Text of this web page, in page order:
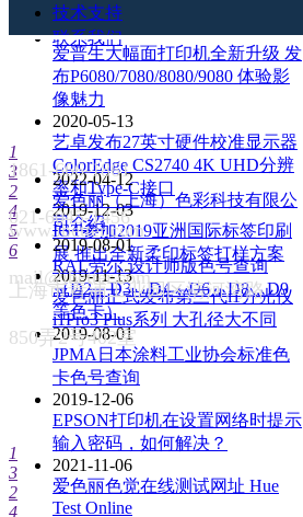
度/光源等都有提升
2015-11-05
爱普生大幅面打印机全新升级 发
布P6080/7080/8080/9080 体验影
像魅力
2020-05-13
艺卓发布27英寸硬件校准显示器
ColorEdge CS2740 4K UHD分辨
率和Type-C接口
2019-12-03
IGT参加2019亚洲国际标签印刷
展 推出全新柔印标签打样方案
2019-11-13
爱色丽正式发布第三代i1分光仪
i1Pro3 Plus系列 大孔径大不同
1
3
2
4
5
6
2022-04-12
爱色丽（上海）色彩科技有限公
司介绍
2019-08-01
RAL劳尔 设计师版色号查询
（D2，D3，D4，D6，D8，D9
等色卡）
2019-08-01
JPMA日本涂料工业协会标准色
卡色号查询
2019-12-06
EPSON打印机在设置网络时提示
输入密码，如何解决？
2021-11-06
爱色丽色觉在线测试网址 Hue
Test Online
1
3
2
4
技术支持
联系我们
1861-666-1861
021-6045-1456
www.ibetter.com
mail@ibetter.com
上海市青浦工业园区清河湾路
850弄2号402室